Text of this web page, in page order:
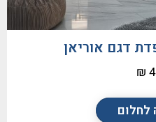
לחלום
דגם אוריאן